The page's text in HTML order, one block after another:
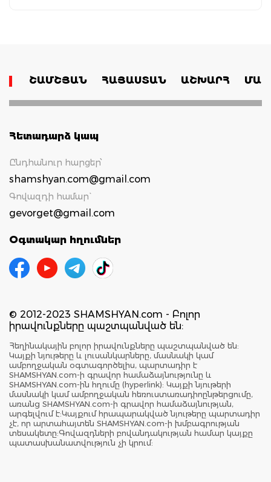
ՇԱՄՇՅԱՆ ՀԱՅԱՍՏԱՆ ԱՇԽԱՐՀ
Հետադարձ կապ
Ընդհանուր հարցեր՝
shamshyan.com@gmail.com
Գովազդի համար`
gevorget@gmail.com
Օգտակար հղումներ
© 2012-2023 SHAMSHYAN.com - Բոլոր
իրավունքները պաշտպանված են:
Հեղինակային բոլոր իրավունքները պաշտպանված են:
Կայքի նյութերը և լուսանկարները, մասնակի կամ
ամբողջական օգտագործելիս, պարտադիր է
SHAMSHYAN.com-ի գրավոր համաձայնությունը և
SHAMSHYAN.com-ին հղումը (hyperlink): Կայքի նյութերի
մասնակի կամ ամբողջական հեռուստառադիոընթերցումը,
առանց SHAMSHYAN.com-ի գրավոր համաձայնության,
արգելվում է:Կայքում հրապարակված նյութերը պարտադիր
չէ, որ արտահայտեն SHAMSHYAN.com-ի խմբագրության
տեսակետը:Գովազդների բովանդակության համար կայքը
պատասխանատվություն չի կրում: